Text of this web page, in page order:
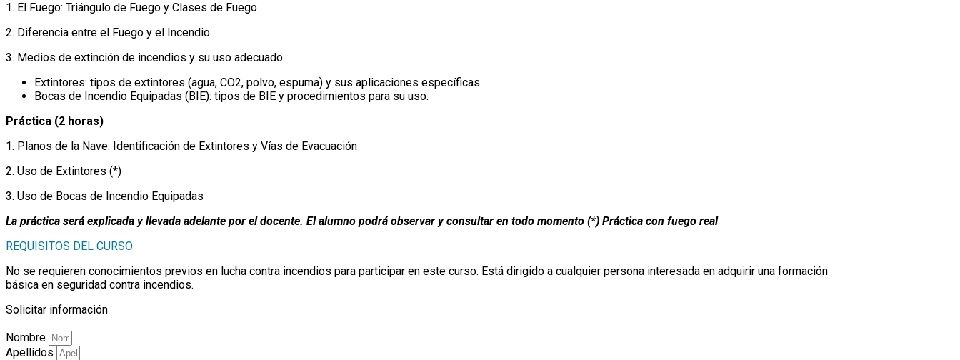
1. El Fuego: Triángulo de Fuego y Clases de Fuego
2. Diferencia entre el Fuego y el Incendio
3. Medios de extinción de incendios y su uso adecuado
Extintores: tipos de extintores (agua, CO2, polvo, espuma) y sus aplicaciones específicas.
Bocas de Incendio Equipadas (BIE): tipos de BIE y procedimientos para su uso.
Práctica (2 horas)
1. Planos de la Nave. Identificación de Extintores y Vías de Evacuación
2. Uso de Extintores (*)
3. Uso de Bocas de Incendio Equipadas
La práctica será explicada y llevada adelante por el docente. El alumno podrá observar y consultar en todo momento (*) Práctica con fuego real
REQUISITOS DEL CURSO
No se requieren conocimientos previos en lucha contra incendios para participar en este curso. Está dirigido a cualquier persona interesada en adquirir una formación
básica en seguridad contra incendios.
Solicitar información
Nombre
Apellidos